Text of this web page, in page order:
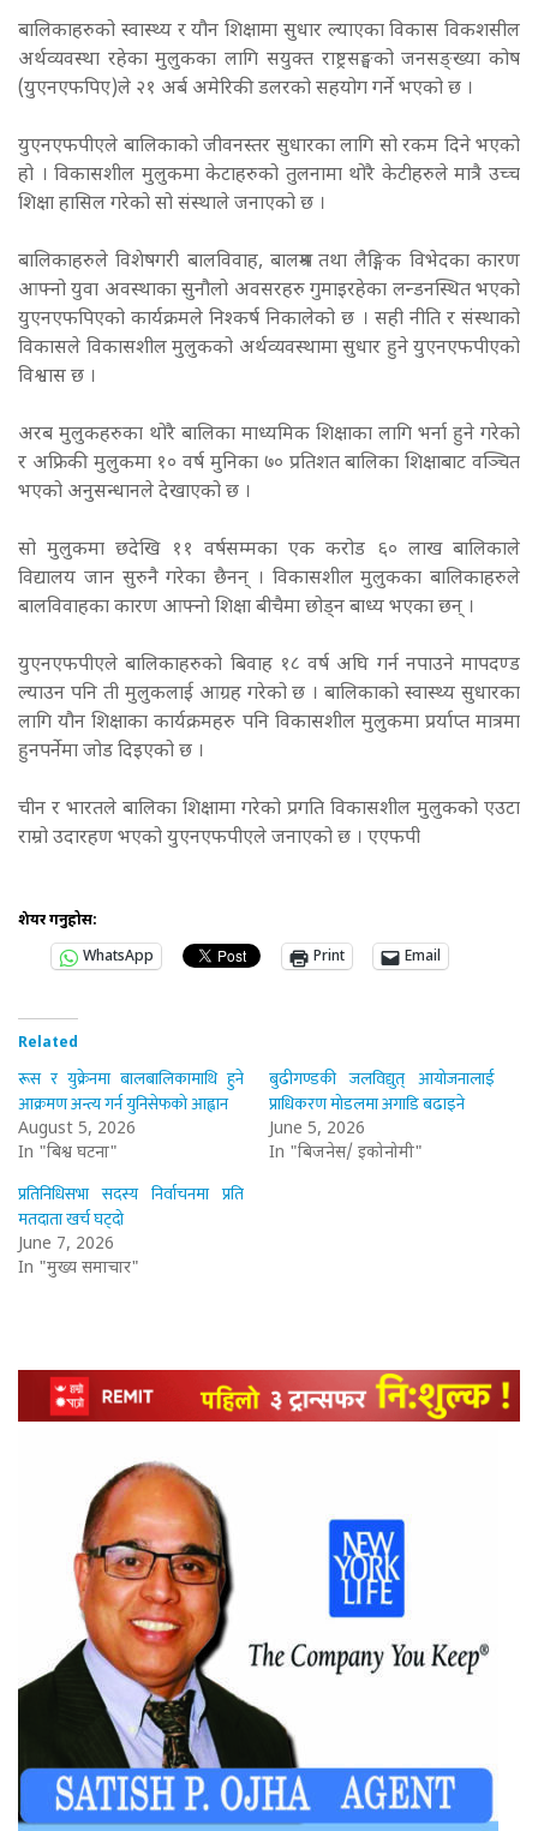
बालिकाहरुको स्वास्थ्य र यौन शिक्षामा सुधार ल्याएका विकास विकशसील
अर्थव्यवस्था रहेका मुलुकका लागि सयुक्त राष्ट्रसङ्घको जनसङ्ख्या कोष
(युएनएफपिए)ले २१ अर्ब अमेरिकी डलरको सहयोग गर्ने भएको छ ।
युएनएफपीएले बालिकाको जीवनस्तर सुधारका लागि सो रकम दिने भएको
हो । विकासशील मुलुकमा केटाहरुको तुलनामा थोरै केटीहरुले मात्रै उच्च
शिक्षा हासिल गरेको सो संस्थाले जनाएको छ ।
बालिकाहरुले विशेषगरी बालविवाह, बालश्रम तथा लैङ्गिक विभेदका कारण
आफ्नो युवा अवस्थाका सुनौलो अवसरहरु गुमाइरहेका लन्डनस्थित भएको
युएनएफपिएको कार्यक्रमले निश्कर्ष निकालेको छ । सही नीति र संस्थाको
विकासले विकासशील मुलुकको अर्थव्यवस्थामा सुधार हुने युएनएफपीएको
विश्वास छ ।
अरब मुलुकहरुका थोरै बालिका माध्यमिक शिक्षाका लागि भर्ना हुने गरेको
र अफ्रिकी मुलुकमा १० वर्ष मुनिका ७० प्रतिशत बालिका शिक्षाबाट वञ्चित
भएको अनुसन्धानले देखाएको छ ।
सो मुलुकमा छदेखि ११ वर्षसम्मका एक करोड ६० लाख बालिकाले
विद्यालय जान सुरुनै गरेका छैनन् । विकासशील मुलुकका बालिकाहरुले
बालविवाहका कारण आफ्नो शिक्षा बीचैमा छोड्न बाध्य भएका छन् ।
युएनएफपीएले बालिकाहरुको बिवाह १८ वर्ष अघि गर्न नपाउने मापदण्ड
ल्याउन पनि ती मुलुकलाई आग्रह गरेको छ ।बालिकाको स्वास्थ्य सुधारका
लागि यौन शिक्षाका कार्यक्रमहरु पनि विकासशील मुलुकमा प्रर्याप्त मात्रमा
हुनपर्नेमा जोड दिइएको छ ।
चीन र भारतले बालिका शिक्षामा गरेको प्रगति विकासशील मुलुकको एउटा
राम्रो उदारहण भएको युएनएफपीएले जनाएको छ । एएफपी
शेयर गर्नुहोस:
WhatsApp
Print Email
Related
रूस र युक्रेनमा बालबालिकामाथि हुने
आक्रमण अन्त्य गर्न युनिसेफको आह्वान
August 5, 2026
In "बिश्व घटना"
बुढीगण्डकी जलविद्युत् आयोजनालाई
प्राधिकरण मोडलमा अगाडि बढाइने
June 5, 2026
In "बिजनेस/ इकोनोमी"
प्रतिनिधिसभा सदस्य निर्वाचनमा प्रति
मतदाता खर्च घट्दो
June 7, 2026
In "मुख्य समाचार"